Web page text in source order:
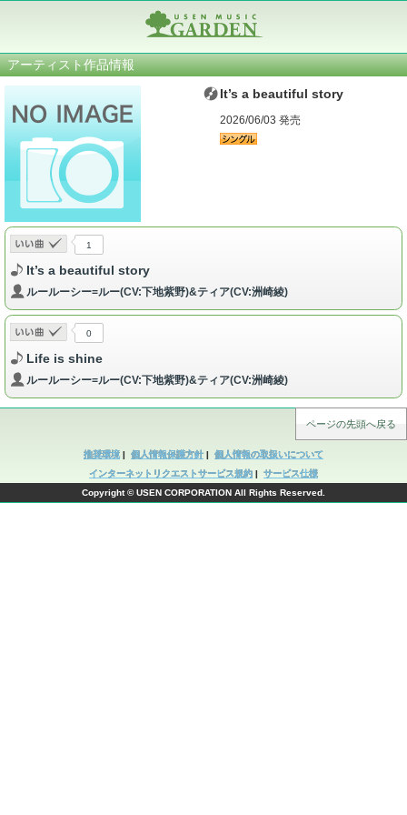
アーティスト作品情報
It’s a beautiful story
2026/06/03 発売
1
It’s a beautiful story
ルールーシー=ルー(CV:下地紫野)&ティア(CV:洲崎綾)
0
Life is shine
ルールーシー=ルー(CV:下地紫野)&ティア(CV:洲崎綾)
ページの先頭へ戻る
推奨環境| 個人情報保護方針
個人情報の取扱いについて
インターネットリクエストサービス規約
サービス仕様
Copyright © USEN CORPORATION All Rights Reserved.